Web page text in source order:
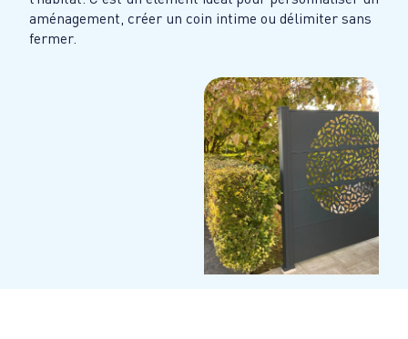
aménagement, créer un coin intime ou délimiter sans
fermer.